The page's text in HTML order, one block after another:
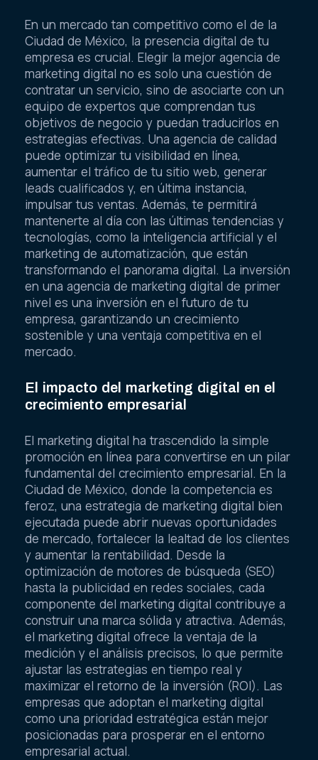
En un mercado tan competitivo como el de la
Ciudad de México, la presencia digital de tu
empresa es crucial. Elegir la mejor agencia de
marketing digital no es solo una cuestión de
contratar un servicio, sino de asociarte con un
equipo de expertos que comprendan tus
objetivos de negocio y puedan traducirlos en
estrategias efectivas. Una agencia de calidad
puede optimizar tu visibilidad en línea,
aumentar el tráfico de tu sitio web, generar
leads cualificados y, en última instancia,
impulsar tus ventas. Además, te permitirá
mantenerte al día con las últimas tendencias y
tecnologías, como la inteligencia artificial y el
marketing de automatización, que están
transformando el panorama digital. La inversión
en una agencia de marketing digital de primer
nivel es una inversión en el futuro de tu
empresa, garantizando un crecimiento
sostenible y una ventaja competitiva en el
mercado.
El impacto del marketing digital en el
crecimiento empresarial
El marketing digital ha trascendido la simple
promoción en línea para convertirse en un pilar
fundamental del crecimiento empresarial. En la
Ciudad de México, donde la competencia es
feroz, una estrategia de marketing digital bien
ejecutada puede abrir nuevas oportunidades
de mercado, fortalecer la lealtad de los clientes
y aumentar la rentabilidad. Desde la
optimización de motores de búsqueda (SEO)
hasta la publicidad en redes sociales, cada
componente del marketing digital contribuye a
construir una marca sólida y atractiva. Además,
el marketing digital ofrece la ventaja de la
medición y el análisis precisos, lo que permite
ajustar las estrategias en tiempo real y
maximizar el retorno de la inversión (ROI). Las
empresas que adoptan el marketing digital
como una prioridad estratégica están mejor
posicionadas para prosperar en el entorno
empresarial actual.